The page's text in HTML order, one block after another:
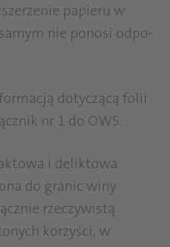
papieru w
nie ponosi odpo­
dotyczącą folii
nr 1 do OWS.
i deliktowa
do granic winy
rzeczywistą
korzyści, w